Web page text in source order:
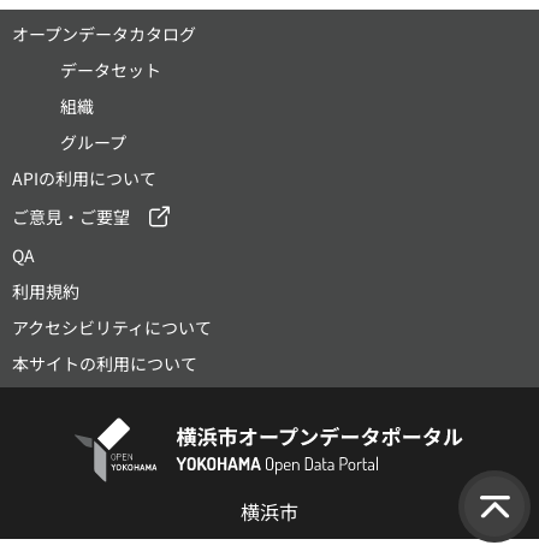
オープンデータカタログ
データセット
組織
グループ
APIの利用について
ご意見・ご要望
QA
利用規約
アクセシビリティについて
本サイトの利用について
横浜市